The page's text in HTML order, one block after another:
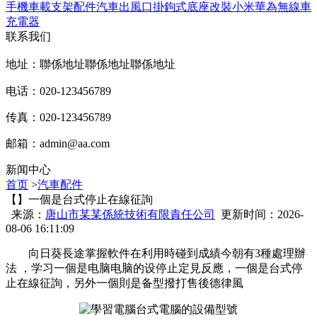
手機車載支架配件汽車出風口掛鉤式底座改裝小米華為無線車
充電器
联系我们
地址：聯係地址聯係地址聯係地址
电话：020-123456789
传真：020-123456789
邮箱： admin@aa.com
新闻中心
首页 >汽車配件
【】一個是台式停止在線征詢
来源： 唐山市某某係統技術有限責任公司
更新时间：2026-
08-06 16:11:09
向日葵長途掌握軟件在利用時碰到成績今朝有3種處理辦
法  ，学习一個是电脑电脑的设停止定見反應，一個是台式停
止在線征詢，另外一個則是备型撥打售後德律風